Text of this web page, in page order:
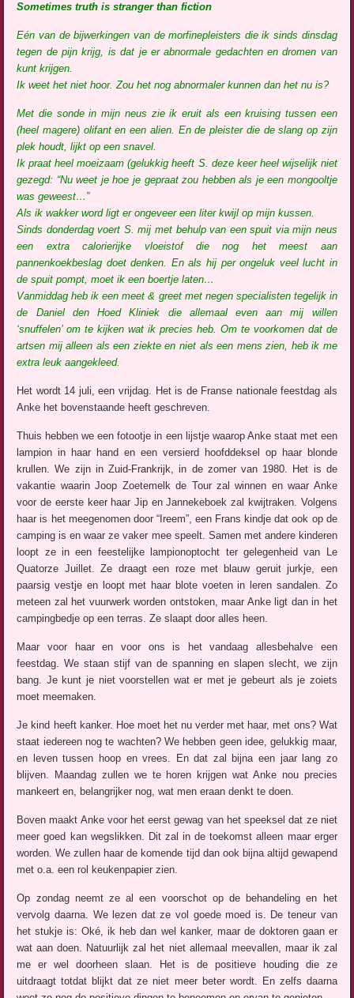
Sometimes truth is stranger than fiction
Eén van de bijwerkingen van de morfinepleisters die ik sinds dinsdag
tegen de pijn krijg, is dat je er abnormale gedachten en dromen van
kunt krijgen.
Ik weet het niet hoor. Zou het nog abnormaler kunnen dan het nu is?
Met die sonde in mijn neus zie ik eruit als een kruising tussen een
(heel magere) olifant en een alien. En de pleister die de slang op zijn
plek houdt, lijkt op een snavel.
Ik praat heel moeizaam (gelukkig heeft S. deze keer heel wijselijk niet
gezegd: “Nu weet je hoe je gepraat zou hebben als je een mongooltje
was geweest…”
Als ik wakker word ligt er ongeveer een liter kwijl op mijn kussen.
Sinds donderdag voert S. mij met behulp van een spuit via mijn neus
een extra calorierijke vloeistof die nog het meest aan
pannenkoekbeslag doet denken. En als hij per ongeluk veel lucht in
de spuit pompt, moet ik een boertje laten…
Vanmiddag heb ik een meet & greet met negen specialisten tegelijk in
de Daniel den Hoed Kliniek die allemaal even aan mij willen
‘snuffelen’ om te kijken wat ik precies heb. Om te voorkomen dat de
artsen mij alleen als een ziekte en niet als een mens zien, heb ik me
extra leuk aangekleed.
Het wordt 14 juli, een vrijdag. Het is de Franse nationale feestdag als
Anke het bovenstaande heeft geschreven.
Thuis hebben we een fotootje in een lijstje waarop Anke staat met een
lampion in haar hand en een versierd hoofddeksel op haar blonde
krullen. We zijn in Zuid-Frankrijk, in de zomer van 1980. Het is de
vakantie waarin Joop Zoetemelk de Tour zal winnen en waar Anke
voor de eerste keer haar Jip en Jannekeboek zal kwijtraken. Volgens
haar is het meegenomen door “Ireem”, een Frans kindje dat ook op de
camping is en waar ze vaker mee speelt. Samen met andere kinderen
loopt ze in een feestelijke lampionoptocht ter gelegenheid van Le
Quatorze Juillet. Ze draagt een roze met blauw geruit jurkje, een
paarsig vestje en loopt met haar blote voeten in leren sandalen. Zo
meteen zal het vuurwerk worden ontstoken, maar Anke ligt dan in het
campingbedje op een terras. Ze slaapt door alles heen.
Maar voor haar en voor ons is het vandaag allesbehalve een
feestdag. We staan stijf van de spanning en slapen slecht, we zijn
bang. Je kunt je niet voorstellen wat er met je gebeurt als je zoiets
moet meemaken.
Je kind heeft kanker. Hoe moet het nu verder met haar, met ons? Wat
staat iedereen nog te wachten? We hebben geen idee, gelukkig maar,
en leven tussen hoop en vrees. En dat zal bijna een jaar lang zo
blijven. Maandag zullen we te horen krijgen wat Anke nou precies
mankeert en, belangrijker nog, wat men eraan denkt te doen.
Boven maakt Anke voor het eerst gewag van het speeksel dat ze niet
meer goed kan wegslikken. Dit zal in de toekomst alleen maar erger
worden. We zullen haar de komende tijd dan ook bijna altijd gewapend
met o.a. een rol keukenpapier zien.
Op zondag neemt ze al een voorschot op de behandeling en het
vervolg daarna. We lezen dat ze vol goede moed is. De teneur van
het stukje is: Oké, ik heb dan wel kanker, maar de doktoren gaan er
wat aan doen. Natuurlijk zal het niet allemaal meevallen, maar ik zal
me er wel doorheen slaan. Het is de positieve houding die ze
uitdraagt totdat blijkt dat ze niet meer beter wordt. En zelfs daarna